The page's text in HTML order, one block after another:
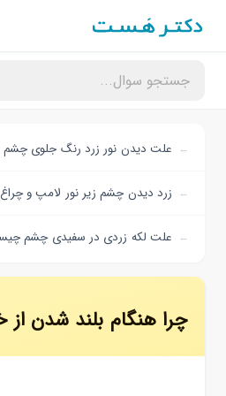
علت دیدن نور زرد رنگ جلوی چشم
زرد دیدن چشم زیر نور لامپ و
علت لکه زردی در سفیدی چشم
چرا هنگام بلند شدن